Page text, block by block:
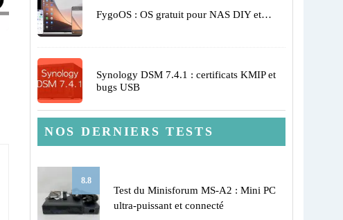
FygoOS : OS gratuit pour NAS DIY et…
Synology DSM 7.4.1 : certificats KMIP et
bugs USB
NOS DERNIERS TESTS
8.8
Test du Minisforum MS-A2 : Mini PC
ultra-puissant et connecté